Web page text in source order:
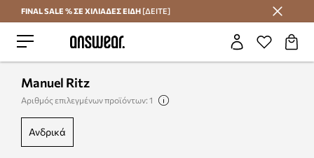
Εξοικονομήστε με το Answear Club
FINAL SALE % ΣΕ ΧΙΛΙΑΔΕΣ ΕΙΔΗ [ΔΕΙΤΕ]
Manuel Ritz
Αριθμός επιλεγμένων προϊόντων: 1
ανδρικά